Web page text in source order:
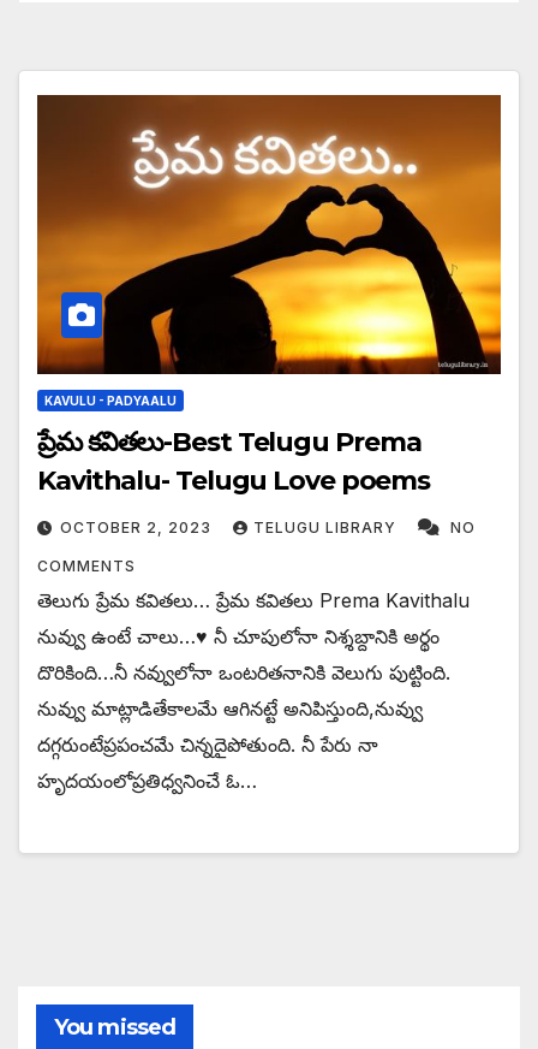
KAVULU - PADYAALU
ప్రేమ కవితలు-Best Telugu Prema
Kavithalu- Telugu Love poems
OCTOBER 2, 2023 TELUGU LIBRARY NO
COMMENTS
తెలుగు ప్రేమ కవితలు… ప్రేమ కవితలు Prema Kavithalu
నువ్వు ఉంటే చాలు…♥ నీ చూపులోనా నిశ్శబ్దానికి అర్థం
దొరికింది…నీ నవ్వులోనా ఒంటరితనానికి వెలుగు పుట్టింది.
నువ్వు మాట్లాడితేకాలమే ఆగినట్టే అనిపిస్తుంది,నువ్వు
దగ్గరుంటేప్రపంచమే చిన్నదైపోతుంది. నీ పేరు నా
హృదయంలోప్రతిధ్వనించే ఓ…
You missed